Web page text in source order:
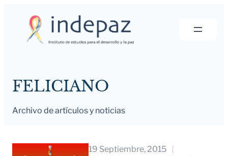
FELICIANO
Archivo de artículos y noticias
19 Septiembre, 2015